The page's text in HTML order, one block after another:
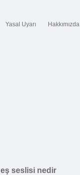
Yasal Uyarı Hakkımızda
seslisi nedir